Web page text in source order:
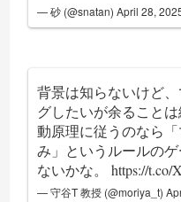
— 砂 (@snatan)April 28,
背景は知らないけど
グしたいが余ること
動原理に従うのなら
み」というルールの
ないかな。https://t.co/
— 守谷T 教授 (@moriya_t)